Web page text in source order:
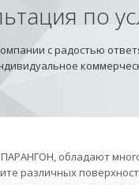
по
с радостью
обладают
различных